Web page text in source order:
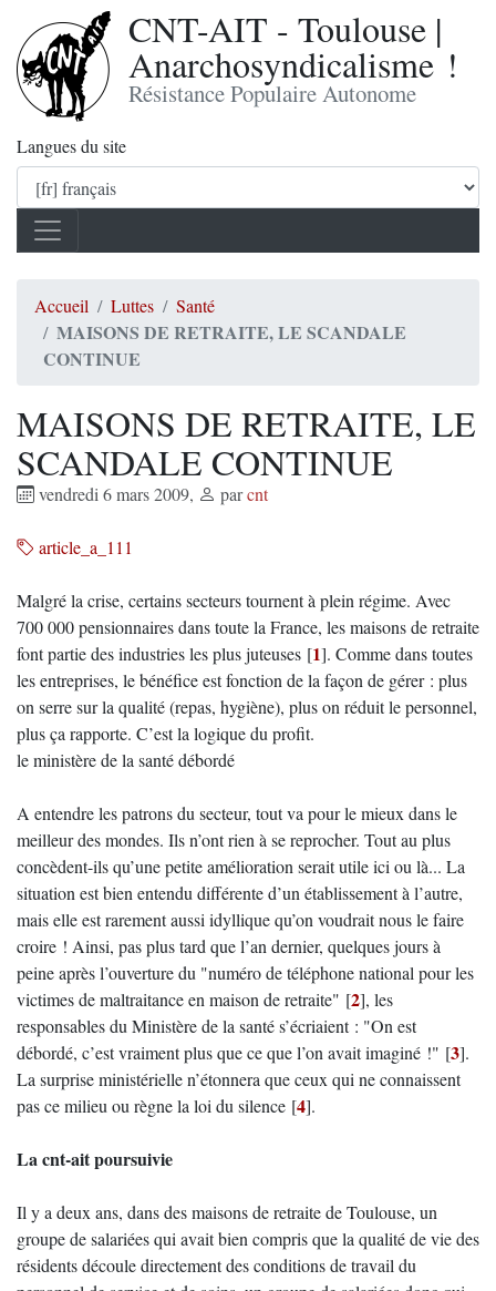
CNT-AIT - Toulouse |
Anarchosyndicalisme !
Résistance Populaire Autonome
Langues du site
Accueil Luttes Santé
MAISONS DE RETRAITE, LE SCANDALE
CONTINUE
MAISONS DE RETRAITE, LE
SCANDALE CONTINUE
vendredi 6 mars 2009, parcnt
article_a_111
Malgré la crise, certains secteurs tournent à plein régime. Avec
700 000 pensionnaires dans toute la France, les maisons de retraite
font partie des industries les plus juteuses [1]. Comme dans toutes
les entreprises, le bénéfice est fonction de la façon de gérer : plus
on serre sur la qualité (repas, hygiène), plus on réduit le personnel,
plus ça rapporte. C’est la logique du profit.
le ministère de la santé débordé
A entendre les patrons du secteur, tout va pour le mieux dans le
meilleur des mondes. Ils n’ont rien à se reprocher. Tout au plus
concèdent-ils qu’une petite amélioration serait utile ici ou là... La
situation est bien entendu différente d’un établissement à l’autre,
mais elle est rarement aussi idyllique qu’on voudrait nous le faire
croire ! Ainsi, pas plus tard que l’an dernier, quelques jours à
peine après l’ouverture du "numéro de téléphone national pour les
victimes de maltraitance en maison de retraite" [2], les
responsables du Ministère de la santé s’écriaient : "On est
débordé, c’est vraiment plus que ce que l’on avait imaginé !" [3].
La surprise ministérielle n’étonnera que ceux qui ne connaissent
pas ce milieu ou règne la loi du silence [4].
La cnt-ait poursuivie
Il y a deux ans, dans des maisons de retraite de Toulouse, un
groupe de salariées qui avait bien compris que la qualité de vie des
résidents découle directement des conditions de travail du